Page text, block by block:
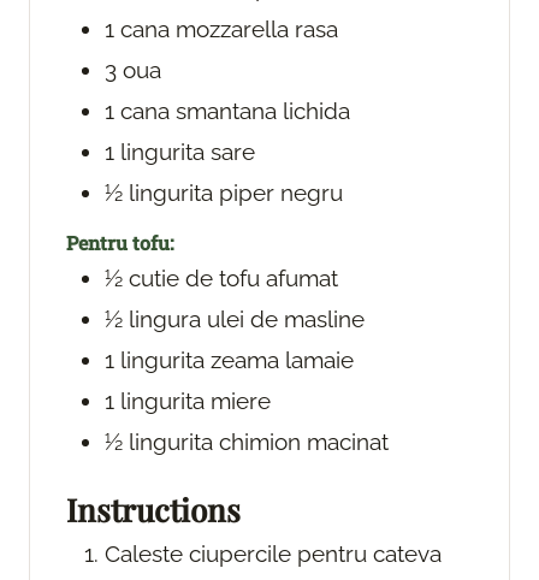
1 cana mozzarella rasa
3 oua
1 cana smantana lichida
1 lingurita sare
½ lingurita piper negru
Pentru tofu:
½ cutie de tofu afumat
½ lingura ulei de masline
1 lingurita zeama lamaie
1 lingurita miere
½ lingurita chimion macinat
Instructions
Caleste ciupercile pentru cateva